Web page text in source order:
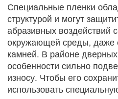
Специальные пленки
структурой и могут
абразивных воздействий
окружающей среды, даже
камней. В районе
особенности сильно
износу. Чтобы его
использовать